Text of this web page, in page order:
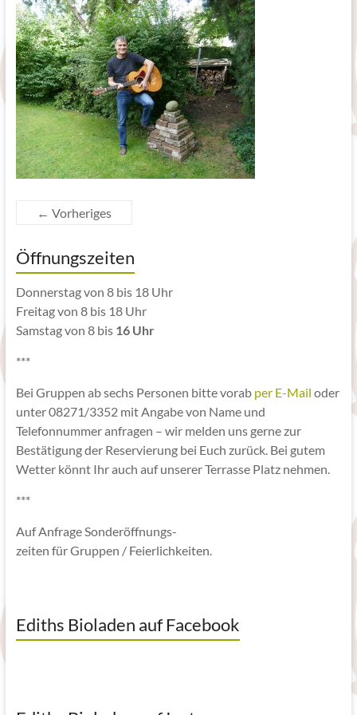
← Vorheriges
Öffnungszeiten
Donnerstag von 8 bis 18 Uhr
Freitag von 8 bis 18 Uhr
Samstag von 8 bis 16 Uhr
***
Bei Gruppen ab sechs Personen bitte vorab per E-Mail oder
unter 08271/3352 mit Angabe von Name und
Telefonnummer anfragen – wir melden uns gerne zur
Bestätigung der Reservierung bei Euch zurück. Bei gutem
Wetter könnt Ihr auch auf unserer Terrasse Platz nehmen.
***
Auf Anfrage Sonderöffnungs-
zeiten für Gruppen / Feierlichkeiten.
Ediths Bioladen auf Facebook